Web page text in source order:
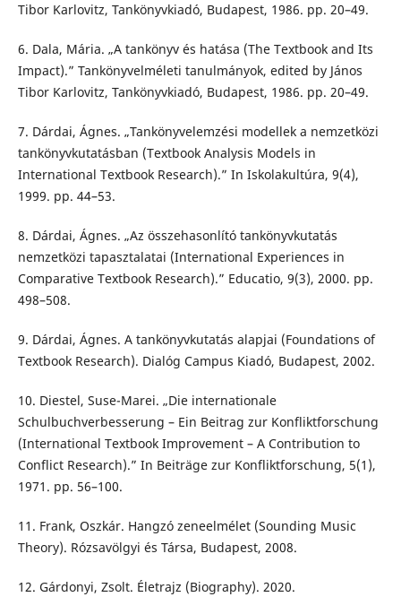
Tibor Karlovitz, Tankönyvkiadó, Budapest, 1986. pp. 20–49.
6. Dala, Mária. „A tankönyv és hatása (The Textbook and Its
Impact).” Tankönyvelméleti tanulmányok, edited by János
Tibor Karlovitz, Tankönyvkiadó, Budapest, 1986. pp. 20–49.
7. Dárdai, Ágnes. „Tankönyvelemzési modellek a nemzetközi
tankönyvkutatásban (Textbook Analysis Models in
International Textbook Research).” In Iskolakultúra, 9(4),
1999. pp. 44–53.
8. Dárdai, Ágnes. „Az összehasonlító tankönyvkutatás
nemzetközi tapasztalatai (International Experiences in
Comparative Textbook Research).” Educatio, 9(3), 2000. pp.
498–508.
9. Dárdai, Ágnes. A tankönyvkutatás alapjai (Foundations of
Textbook Research). Dialóg Campus Kiadó, Budapest, 2002.
10. Diestel, Suse-Marei. „Die internationale
Schulbuchverbesserung – Ein Beitrag zur Konfliktforschung
(International Textbook Improvement – A Contribution to
Conflict Research).” In Beiträge zur Konfliktforschung, 5(1),
1971. pp. 56–100.
11. Frank, Oszkár. Hangzó zeneelmélet (Sounding Music
Theory). Rózsavölgyi és Társa, Budapest, 2008.
12. Gárdonyi, Zsolt. Életrajz (Biography). 2020.